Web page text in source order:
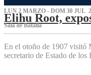
LUN 2 MARZO - DOM 30 JUL
Elihu Root,
Sala de Batalla
En el otoño de 1907 visitó
secretario de Estado de